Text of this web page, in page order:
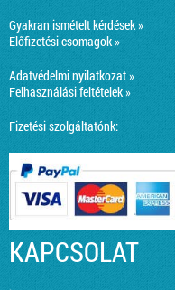
Gyakran ismételt kérdések »
Előfizetési csomagok »
Adatvédelmi nyilatkozat »
Felhasználási feltételek »
Fizetési szolgáltatónk:
KAPCSOLAT